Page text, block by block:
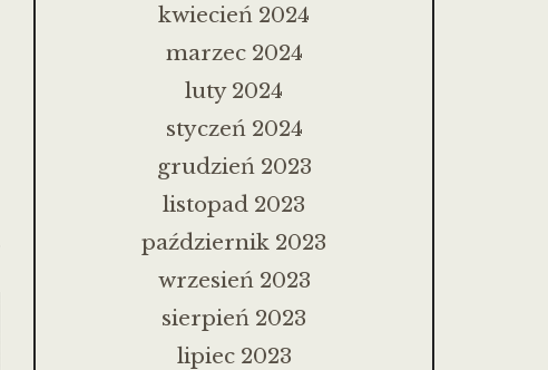
kwiecień 2024
marzec 2024
luty 2024
styczeń 2024
grudzień 2023
listopad 2023
październik 2023
wrzesień 2023
sierpień 2023
lipiec 2023